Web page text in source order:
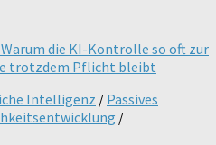
Intelligenz / Passives
/